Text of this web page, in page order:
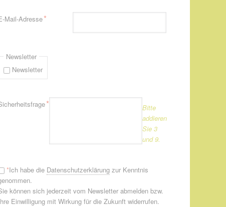
Mail-Adresse*
Newsletter
Newsletter
*
Bitte
addieren
Sie 3
und 9.
*Ich habe die Datenschutzerklärungzur Kenntnis
können sich jederzeit vom Newsletter abmelden bzw.
Einwilligung mit Wirkung für die Zukunft widerrufen.